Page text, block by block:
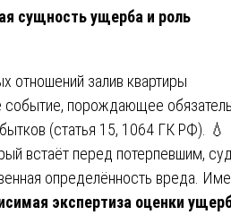
сущность ущерба и роль
отношений залив квартиры
событие, порождающее
(статья 15, 1064 ГК РФ). 💧
встаёт перед потерпевшим,
определённость вреда.
экспертиза оценки